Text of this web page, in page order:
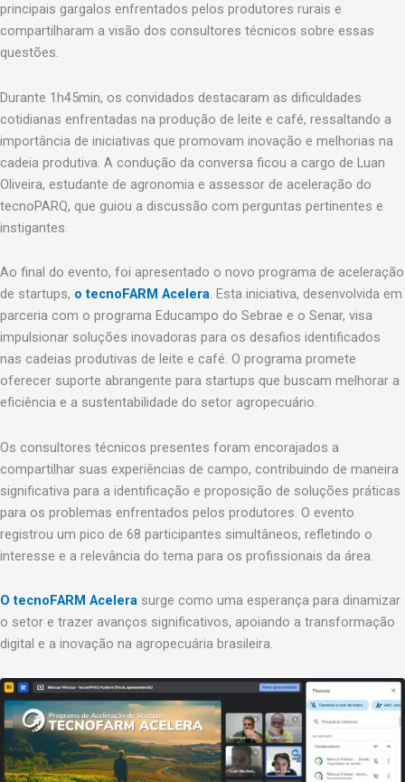
principais gargalos enfrentados pelos produtores rurais e
compartilharam a visão dos consultores técnicos sobre essas
questões.
Durante 1h45min, os convidados destacaram as dificuldades
cotidianas enfrentadas na produção de leite e café, ressaltando a
importância de iniciativas que promovam inovação e melhorias na
cadeia produtiva. A condução da conversa ficou a cargo de Luan
Oliveira, estudante de agronomia e assessor de aceleração do
tecnoPARQ, que guiou a discussão com perguntas pertinentes e
instigantes.
Ao final do evento, foi apresentado o novo programa de aceleração
de startups, o tecnoFARM Acelera. Esta iniciativa, desenvolvida em
parceria com o programa Educampo do Sebrae e o Senar, visa
impulsionar soluções inovadoras para os desafios identificados
nas cadeias produtivas de leite e café. O programa promete
oferecer suporte abrangente para startups que buscam melhorar a
eficiência e a sustentabilidade do setor agropecuário.
Os consultores técnicos presentes foram encorajados a
compartilhar suas experiências de campo, contribuindo de maneira
significativa para a identificação e proposição de soluções práticas
para os problemas enfrentados pelos produtores. O evento
registrou um pico de 68 participantes simultâneos, refletindo o
interesse e a relevância do tema para os profissionais da área.
O tecnoFARM Acelera surge como uma esperança para dinamizar
o setor e trazer avanços significativos, apoiando a transformação
digital e a inovação na agropecuária brasileira.